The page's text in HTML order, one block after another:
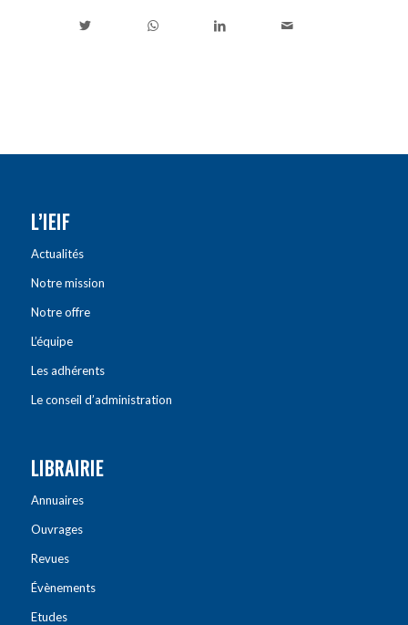
L’IEIF
Actualités
Notre mission
Notre offre
L’équipe
Les adhérents
Le conseil d’administration
LIBRAIRIE
Annuaires
Ouvrages
Revues
Évènements
Etudes